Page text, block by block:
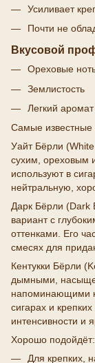
Усиливает
Почти не
Вкусовой
Ореховые
Землистость
Легкий аромат
Самые известные
Уайт Бёрли
сухим, ореховым
используют в
нейтральную,
Дарк Бёрли (Dark
вариант с
оттенками. Его
смесях для
Кентукки Бёрли
дымными,
напоминающими
сигарах и
интенсивности и
Хорошо подойдёт:
Для крепких,